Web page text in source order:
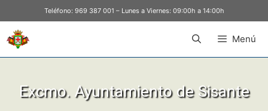
Teléfono: 969 387 001 – Lunes a Viernes: 09:00h a 14:00h
Menú
Excmo. Ayuntamiento de Sisante